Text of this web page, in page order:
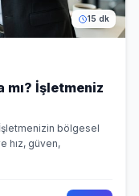
15 dk
mı? İşletmeniz
bölgesel
hız, güven,